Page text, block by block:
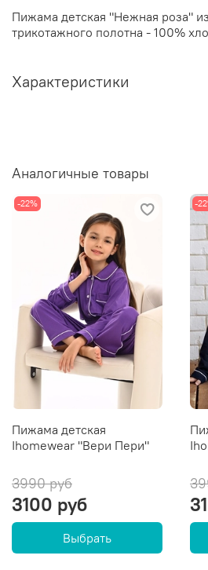
Пижама детская "Нежная роза"
трикотажного полотна - 100%
Характеристики
Аналогичные товары
-22%
Пижама детская
Ihomewear "Вери Пери"
3990 руб
3100 руб
Выбрать
-